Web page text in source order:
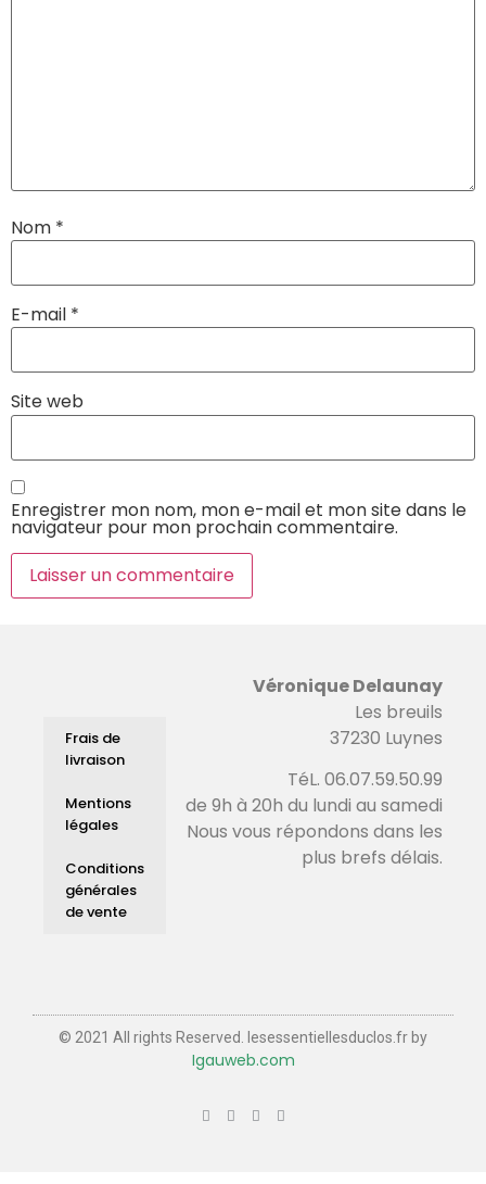
Nom *
E-mail *
Site web
Enregistrer mon nom, mon e-mail et mon site dans le
navigateur pour mon prochain commentaire.
Frais de
livraison
Mentions
légales
Conditions
générales
de vente
Véronique Delaunay
Les breuils
37230 Luynes
TéL. 06.07.59.50.99
de 9h à 20h du lundi au samedi
Nous vous répondons dans les
plus brefs délais.
© 2021 All rights Reserved. lesessentiellesduclos.fr by
Igauweb.com